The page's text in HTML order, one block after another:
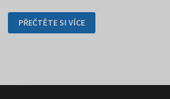
GTA
–
ŽIVOT
PŘEČTĚTE SI VÍCE